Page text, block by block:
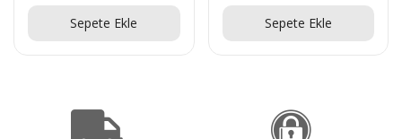
Sepete Ekle
Sepete Ekle